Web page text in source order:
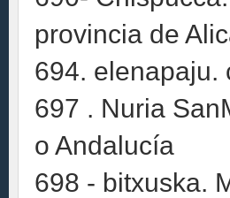
provincia de
694. elenapaju.
697 . Nuria
o Andalucía
698 - bitxuska.